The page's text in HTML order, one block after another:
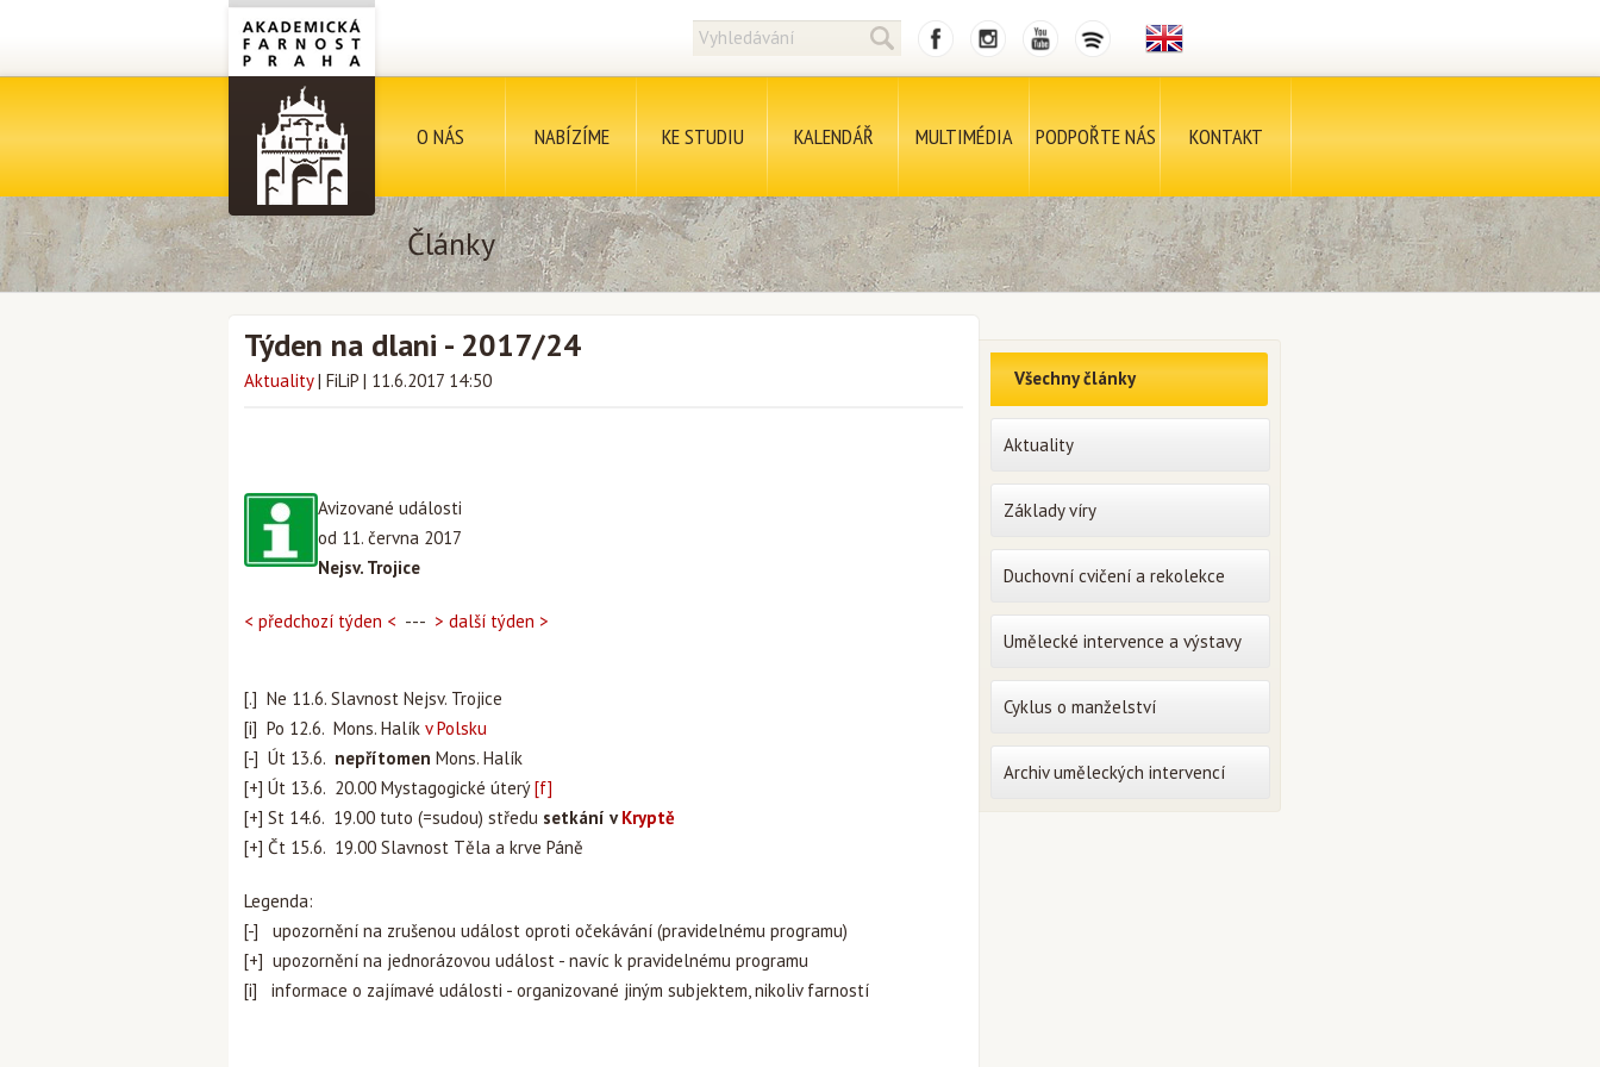
O NÁS NABÍZÍME KE STUDIU KALENDÁŘ MULTIMÉDIA PODPOŘTE NÁS KONTAKT
Články
Týden na dlani - 2017/24
Aktuality | FiLiP | 11.6.2017 14:50
Avizované události
od 11. června 2017
Nejsv. Trojice
< předchozí týden < --- > další týden >
[.] Ne 11.6. Slavnost Nejsv. Trojice
[i] Po 12.6. Mons. Halík v Polsku
[-] Út 13.6. nepřítomen Mons. Halík
[+] Út 13.6. 20.00 Mystagogické úterý[f]
[+] St 14.6. 19.00 tuto (=sudou) středu setkání vKryptě
[+] Čt 15.6. 19.00 Slavnost Těla a krve Páně
Legenda:
[-] upozornění na zrušenou událost oproti očekávání (pravidelnému programu)
[+] upozornění na jednorázovou událost - navíc k pravidelnému programu
[i] informace o zajímavé události - organizované jiným subjektem, nikoliv farností
Všechny články
Aktuality
Základy víry
Duchovní cvičení a rekolekce
Umělecké intervence a výstavy
Cyklus o manželství
Archiv uměleckých intervencí